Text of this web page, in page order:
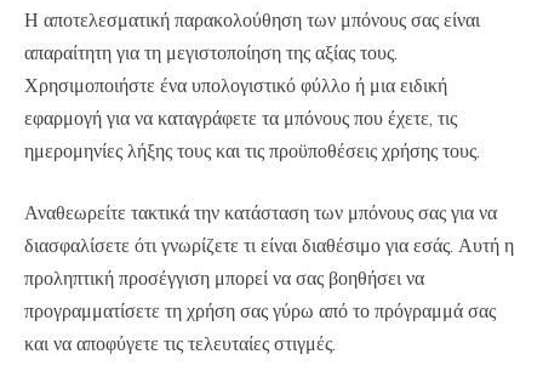
Η αποτελεσματική παρακολούθηση των μπόνους σας είναι
απαραίτητη για τη μεγιστοποίηση της αξίας τους.
Χρησιμοποιήστε ένα υπολογιστικό φύλλο ή μια ειδική
εφαρμογή για να καταγράφετε τα μπόνους που έχετε, τις
ημερομηνίες λήξης τους και τις προϋποθέσεις χρήσης τους.
Αναθεωρείτε τακτικά την κατάσταση των μπόνους σας για να
διασφαλίσετε ότι γνωρίζετε τι είναι διαθέσιμο για εσάς. Αυτή η
προληπτική προσέγγιση μπορεί να σας βοηθήσει να
προγραμματίσετε τη χρήση σας γύρω από το πρόγραμμά σας
και να αποφύγετε τις τελευταίες στιγμές.